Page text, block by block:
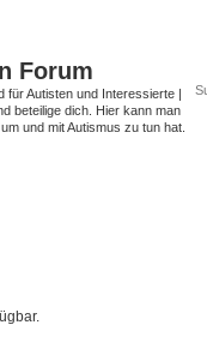
Forum
für Autisten und Interessierte |
beteilige dich. Hier kann man
und mit Autismus zu tun hat.